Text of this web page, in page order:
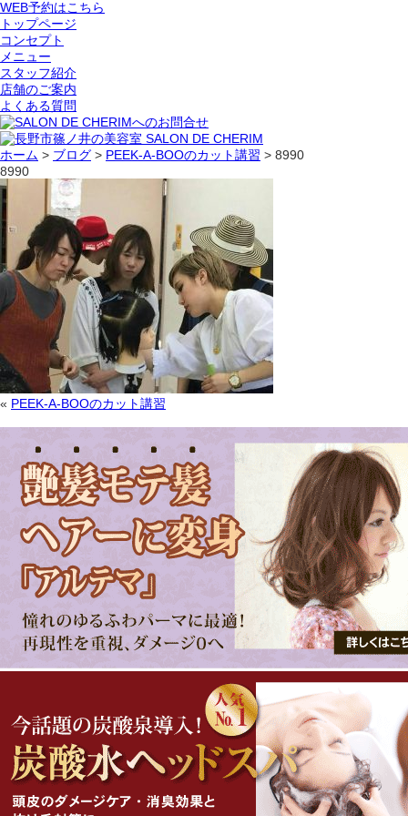
WEB予約はこちら
トップページ
コンセプト
メニュー
スタッフ紹介
店舗のご案内
よくある質問
ホーム > ブログ > PEEK-A-BOOのカット講習 > 8990
8990
« PEEK-A-BOOのカット講習